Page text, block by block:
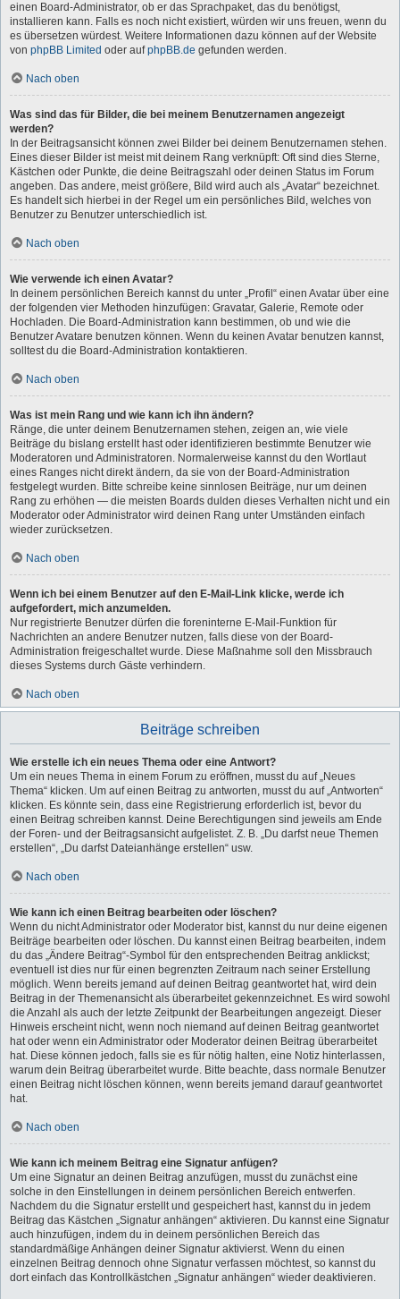
einen Board-Administrator, ob er das Sprachpaket, das du benötigst,
installieren kann. Falls es noch nicht existiert, würden wir uns freuen, wenn du
es übersetzen würdest. Weitere Informationen dazu können auf der Website
von phpBB Limited oder aufphpBB.de gefunden werden.
Nach oben
Was sind das für Bilder, die bei meinem Benutzernamen angezeigt
werden?
In der Beitragsansicht können zwei Bilder bei deinem Benutzernamen stehen.
Eines dieser Bilder ist meist mit deinem Rang verknüpft: Oft sind dies Sterne,
Kästchen oder Punkte, die deine Beitragszahl oder deinen Status im Forum
angeben. Das andere, meist größere, Bild wird auch als „Avatar“ bezeichnet.
Es handelt sich hierbei in der Regel um ein persönliches Bild, welches von
Benutzer zu Benutzer unterschiedlich ist.
Nach oben
Wie verwende ich einen Avatar?
In deinem persönlichen Bereich kannst du unter „Profil“ einen Avatar über eine
der folgenden vier Methoden hinzufügen: Gravatar, Galerie, Remote oder
Hochladen. Die Board-Administration kann bestimmen, ob und wie die
Benutzer Avatare benutzen können. Wenn du keinen Avatar benutzen kannst,
solltest du die Board-Administration kontaktieren.
Nach oben
Was ist mein Rang und wie kann ich ihn ändern?
Ränge, die unter deinem Benutzernamen stehen, zeigen an, wie viele
Beiträge du bislang erstellt hast oder identifizieren bestimmte Benutzer wie
Moderatoren und Administratoren. Normalerweise kannst du den Wortlaut
eines Ranges nicht direkt ändern, da sie von der Board-Administration
festgelegt wurden. Bitte schreibe keine sinnlosen Beiträge, nur um deinen
Rang zu erhöhen — die meisten Boards dulden dieses Verhalten nicht und ein
Moderator oder Administrator wird deinen Rang unter Umständen einfach
wieder zurücksetzen.
Nach oben
Wenn ich bei einem Benutzer auf den E-Mail-Link klicke, werde ich
aufgefordert, mich anzumelden.
Nur registrierte Benutzer dürfen die foreninterne E-Mail-Funktion für
Nachrichten an andere Benutzer nutzen, falls diese von der Board-
Administration freigeschaltet wurde. Diese Maßnahme soll den Missbrauch
dieses Systems durch Gäste verhindern.
Nach oben
Beiträge schreiben
Wie erstelle ich ein neues Thema oder eine Antwort?
Um ein neues Thema in einem Forum zu eröffnen, musst du auf „Neues
Thema“ klicken. Um auf einen Beitrag zu antworten, musst du auf „Antworten“
klicken. Es könnte sein, dass eine Registrierung erforderlich ist, bevor du
einen Beitrag schreiben kannst. Deine Berechtigungen sind jeweils am Ende
der Foren- und der Beitragsansicht aufgelistet. Z. B. „Du darfst neue Themen
erstellen“, „Du darfst Dateianhänge erstellen“ usw.
Nach oben
Wie kann ich einen Beitrag bearbeiten oder löschen?
Wenn du nicht Administrator oder Moderator bist, kannst du nur deine eigenen
Beiträge bearbeiten oder löschen. Du kannst einen Beitrag bearbeiten, indem
du das „Ändere Beitrag“-Symbol für den entsprechenden Beitrag anklickst;
eventuell ist dies nur für einen begrenzten Zeitraum nach seiner Erstellung
möglich. Wenn bereits jemand auf deinen Beitrag geantwortet hat, wird dein
Beitrag in der Themenansicht als überarbeitet gekennzeichnet. Es wird sowohl
die Anzahl als auch der letzte Zeitpunkt der Bearbeitungen angezeigt. Dieser
Hinweis erscheint nicht, wenn noch niemand auf deinen Beitrag geantwortet
hat oder wenn ein Administrator oder Moderator deinen Beitrag überarbeitet
hat. Diese können jedoch, falls sie es für nötig halten, eine Notiz hinterlassen,
warum dein Beitrag überarbeitet wurde. Bitte beachte, dass normale Benutzer
einen Beitrag nicht löschen können, wenn bereits jemand darauf geantwortet
hat.
Nach oben
Wie kann ich meinem Beitrag eine Signatur anfügen?
Um eine Signatur an deinen Beitrag anzufügen, musst du zunächst eine
solche in den Einstellungen in deinem persönlichen Bereich entwerfen.
Nachdem du die Signatur erstellt und gespeichert hast, kannst du in jedem
Beitrag das Kästchen „Signatur anhängen“ aktivieren. Du kannst eine Signatur
auch hinzufügen, indem du in deinem persönlichen Bereich das
standardmäßige Anhängen deiner Signatur aktivierst. Wenn du einen
einzelnen Beitrag dennoch ohne Signatur verfassen möchtest, so kannst du
dort einfach das Kontrollkästchen „Signatur anhängen“ wieder deaktivieren.